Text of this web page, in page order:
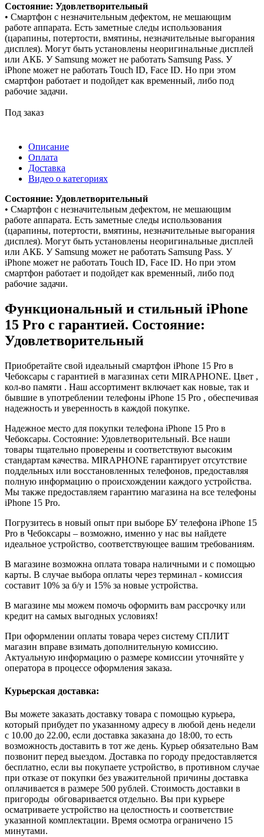
Состояние: Удовлетворительный
• Смартфон с незначительным дефектом, не мешающим
работе аппарата. Есть заметные следы использования
(царапины, потертости, вмятины, незначительные выгорания
дисплея). Могут быть установлены неоригинальные дисплей
или АКБ. У Samsung может не работать Samsung Pass. У
iPhone может не работать Touch ID, Face ID. Но при этом
смартфон работает и подойдет как временный, либо под
рабочие задачи.
Под заказ
Описание
Оплата
Доставка
Видео о категориях
Состояние: Удовлетворительный
• Смартфон с незначительным дефектом, не мешающим
работе аппарата. Есть заметные следы использования
(царапины, потертости, вмятины, незначительные выгорания
дисплея). Могут быть установлены неоригинальные дисплей
или АКБ. У Samsung может не работать Samsung Pass. У
iPhone может не работать Touch ID, Face ID. Но при этом
смартфон работает и подойдет как временный, либо под
рабочие задачи.
Функциональный и стильный iPhone
15 Pro с гарантией. Состояние:
Удовлетворительный
Приобретайте свой идеальный смартфон iPhone 15 Pro в
Чебоксары с гарантией в магазинах сети MIRAPHONE. Цвет ,
кол-во памяти . Наш ассортимент включает как новые, так и
бывшие в употреблении телефоны iPhone 15 Pro , обеспечивая
надежность и уверенность в каждой покупке.
Надежное место для покупки телефона iPhone 15 Pro в
Чебоксары. Состояние: Удовлетворительный. Все наши
товары тщательно проверены и соответствуют высоким
стандартам качества. MIRAPHONE гарантирует отсутствие
поддельных или восстановленных телефонов, предоставляя
полную информацию о происхождении каждого устройства.
Мы также предоставляем гарантию магазина на все телефоны
iPhone 15 Pro.
Погрузитесь в новый опыт при выборе БУ телефона iPhone 15
Pro в Чебоксары – возможно, именно у нас вы найдете
идеальное устройство, соответствующее вашим требованиям.
В магазине возможна оплата товара наличными и с помощью
карты. В случае выбора оплаты через терминал - комиссия
составит 10% за б/у и 15% за новые устройства.
В магазине мы можем помочь оформить вам рассрочку или
кредит на самых выгодных условиях!
При оформлении оплаты товара через систему СПЛИТ
магазин вправе взимать дополнительную комиссию.
Актуальную информацию о размере комиссии уточняйте у
оператора в процессе оформления заказа.
Курьерская доставка:
Вы можете заказать доставку товара с помощью курьера,
который прибудет по указанному адресу в любой день недели
с 10.00 до 22.00, если доставка заказана до 18:00, то есть
возможность доставить в тот же день. Курьер обязательно Вам
позвонит перед выездом. Доставка по городу предоставляется
бесплатно, если вы покупаете устройство, в противном случае
при отказе от покупки без уважительной причины доставка
оплачивается в размере 500 рублей. Стоимость доставки в
пригороды обговаривается отдельно. Вы при курьере
осматриваете устройство на целостность и соответствие
указанной комплектации. Время осмотра ограничено 15
минутами.